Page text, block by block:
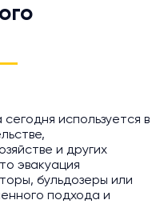
используется в
и других
эвакуация
бульдозеры или
подхода и